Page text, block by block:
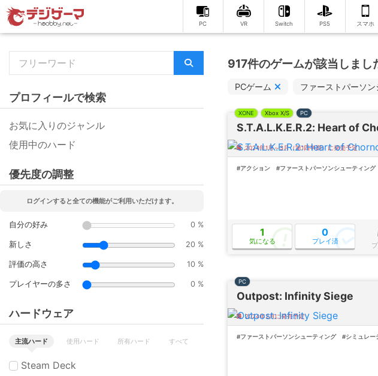
PC VR Switch PS5 スマホ
917件のゲームが該当しまし
PCゲーム ファーストパーソ
S.T.A.L.K.E.R.2: Heart of
XONE Xbox X/S PC
2024年1月～3月（第1四半期）に発売予定
#アクション #ファーストパーソンシューティング
1
気になる
0
プレイ済
Outpost: Infinity Siege
PC
2024年2月に発売予定
#ファーストパーソンシューティング #シミュレー
プロフィールで検索
お気に入りのジャンル
使用中のハード
優先度の調整
ログインすると全ての機能がご利用いただけます。
自分の好み 0 %
新しさ 20 %
評価の高さ 10 %
プレイヤーの多さ 0 %
ハードウェア
主流ハード 使用ハード 所有ハード すべて
Steam Deck